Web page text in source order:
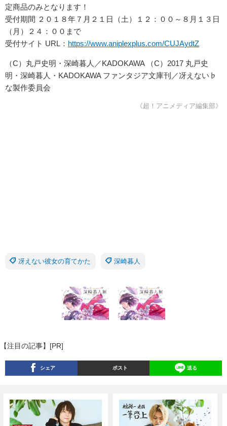
定商品のみとなります！
受付期間 ２０１８年７月２１日（土）１２：００～８月１３日
（月）２４：００まで
受付サイト URL： https://www.aniplexplus.com/CUJAydtZ
（C）丸戸史明・深崎暮人／KADOKAWA （C）2017 丸戸史
明・深崎暮人・KADOKAWA ファンタジア文庫刊／冴えない♭
な製作委員会
《超！アニメディア編集部》
冴えない彼女の育てかた 深崎暮人
【注目の記事】[PR]
シェア ポスト 送る